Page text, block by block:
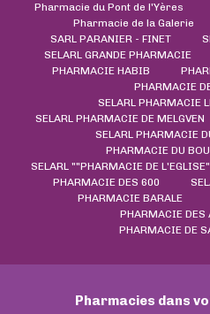
Pharmacie du Pont de l'Yères
Pharmacie de la Galerie
SARL PARANIER - FINET
SELARL GRANDE PHARMACIE
PHARMACIE HABIB
PHARMACIE
SELARL PHARMACIE
SELARL PHARMACIE DE MELGVEN
SELARL PHARMACIE
PHARMACIE DU
SELARL ""PHARMACIE DE
PHARMACIE DES 600
PHARMACIE BARALE
PHARMACIE DES
PHARMACIE DE
Pharmacies dans